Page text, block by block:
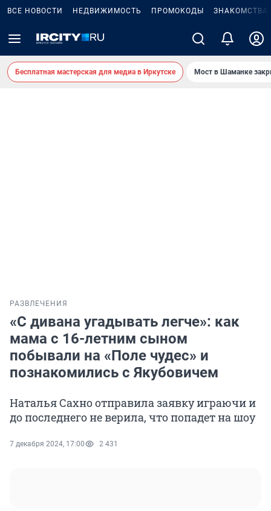
ВСЕ НОВОСТИ НЕДВИЖИМОСТЬ ПРОМОКОДЫ ЗНАКОМСТВА
Бесплатная мастерская для медиа в Иркутске Мост в Шаманке
РАЗВЛЕЧЕНИЯ
«С дивана угадывать легче»: как
мама с 16-летним сыном
побывали на «Поле чудес» и
познакомились с Якубовичем
Наталья Сахно отправила заявку играючи и
до последнего не верила, что попадет на шоу
7 декабря 2024, 17:00 2 431